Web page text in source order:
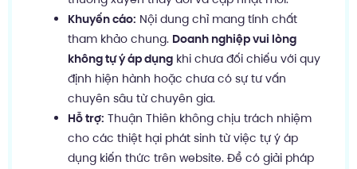
Khuyến cáo: Nội dung chỉ mang tính chất
tham khảo chung. Doanh nghiệp vui lòng
không tự ý áp dụng khi chưa đối chiếu với quy
định hiện hành hoặc chưa có sự tư vấn
chuyên sâu từ chuyên gia.
Hỗ trợ: Thuận Thiên không chịu trách nhiệm
cho các thiệt hại phát sinh từ việc tự ý áp
dụng kiến thức trên website. Để có giải pháp